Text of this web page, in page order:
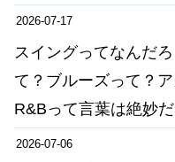
2026-07-17
スイングってなんだ
て？ブルーズって？
R&Bって言葉は絶妙だ
2026-07-06